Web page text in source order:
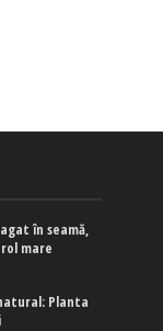
în seamă,
mare
Planta